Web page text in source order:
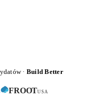
· Build Better
FROOTUSA